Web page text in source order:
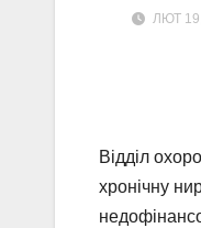
ЛЮТ
Відділ
хронічну